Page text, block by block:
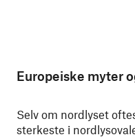
Europeiske myter
Selv om nordlyset
sterkeste i